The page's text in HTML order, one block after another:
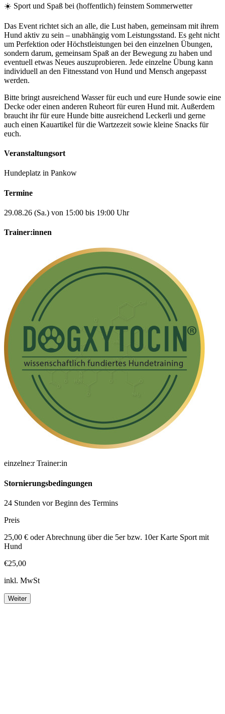
☀️ Sport und Spaß bei (hoffentlich) feinstem Sommerwetter
Das Event richtet sich an alle, die Lust haben, gemeinsam mit ihrem
Hund aktiv zu sein – unabhängig vom Leistungsstand. Es geht nicht
um Perfektion oder Höchstleistungen bei den einzelnen Übungen,
sondern darum, gemeinsam Spaß an der Bewegung zu haben und
eventuell etwas Neues auszuprobieren. Jede einzelne Übung kann
individuell an den Fitnesstand von Hund und Mensch angepasst
werden.
Bitte bringt ausreichend Wasser für euch und eure Hunde sowie eine
Decke oder einen anderen Ruheort für euren Hund mit. Außerdem
braucht ihr für eure Hunde bitte ausreichend Leckerli und gerne
auch einen Kauartikel für die Wartzezeit sowie kleine Snacks für
euch.
Veranstaltungsort
Hundeplatz in Pankow
Termine
29.08.26 (Sa.) von 15:00 bis 19:00 Uhr
Trainer:innen
einzelne:r Trainer:in
Stornierungsbedingungen
24 Stunden vor Beginn des Termins
Preis
25,00 € oder Abrechnung über die 5er bzw. 10er Karte Sport mit
Hund
€25,00
inkl. MwSt
Weiter